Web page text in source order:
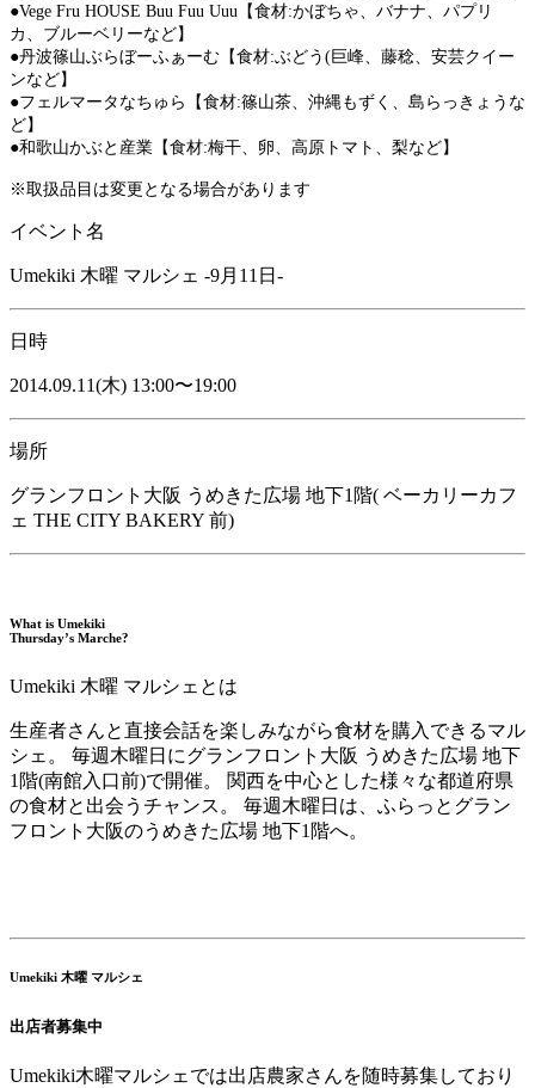
●Vege Fru HOUSE Buu Fuu Uuu【食材:かぼちゃ、バナナ、パプリ
カ、ブルーベリーなど】
●丹波篠山ぶらぼーふぁーむ 【食材:ぶどう(巨峰、藤稔、安芸クイー
ンなど】
●フェルマータなちゅら【食材:篠山茶、沖縄もずく、島らっきょう な
ど】
●和歌山かぶと産業【食材:梅干、卵、高原トマト、梨など】
※取扱品目は変更となる場合があります
イベント名
Umekiki 木曜 マルシェ -9月11日-
日時
2014.09.11(木) 13:00〜19:00
場所
グランフロント大阪 うめきた広場 地下1階( ベーカリーカフ
ェ THE CITY BAKERY 前)
What is Umekiki
Thursday’s Marche?
Umekiki 木曜 マルシェとは
生産者さんと直接会話を楽しみながら食材を購入できるマル
シェ。 毎週木曜日にグランフロント大阪 うめきた広場 地下
1階(南館入口前)で開催。 関西を中心とした様々な都道府県
の食材と出会うチャンス。 毎週木曜日は、ふらっとグラン
フロント大阪のうめきた広場 地下1階へ。
Umekiki 木曜 マルシェ
出店者募集中
Umekiki木曜マルシェでは出店農家さんを随時募集しており